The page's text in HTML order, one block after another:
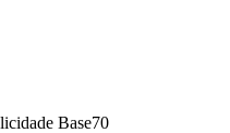
Base70